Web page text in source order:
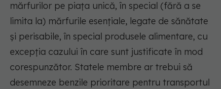
mărfurilor pe piața unică, în special (fără a se
limita la) mărfurile esențiale, legate de sănătate
și perisabile, în special produsele alimentare, cu
excepția cazului în care sunt justificate în mod
corespunzător. Statele membre ar trebui să
desemneze benzile prioritare pentru transportul